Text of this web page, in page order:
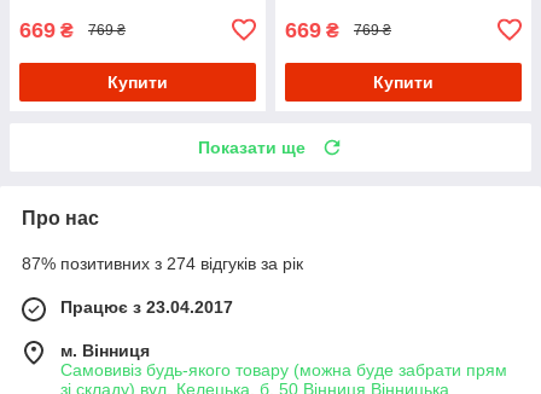
669 ₴ 769 ₴
Купити
669 ₴ 769 ₴
Купити
Показати ще
Про нас
87% позитивних з 274 відгуків за рік
Працює з 23.04.2017
м. Вінниця
Самовивіз будь-якого товару (можна буде забрати прям
зі складу) вул. Келецька, б. 50 Вінниця Вінницька